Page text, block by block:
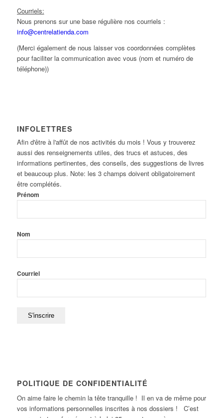
Courriels:
Nous prenons sur une base régulière nos courriels :
info@centrelatienda.com
(Merci également de nous laisser vos coordonnées complètes
pour faciliter la communication avec vous (nom et numéro de
téléphone))
INFOLETTRES
Afin d'être à l'affût de nos activités du mois ! Vous y trouverez
aussi des renseignements utiles, des trucs et astuces, des
informations pertinentes, des conseils, des suggestions de livres
et beaucoup plus. Note: les 3 champs doivent obligatoirement
être complétés.
Prénom
Nom
Courriel
POLITIQUE DE CONFIDENTIALITÉ
On aime faire le chemin la tête tranquille ! Il en va de même pour
vos informations personnelles inscrites à nos dossiers ! C’est